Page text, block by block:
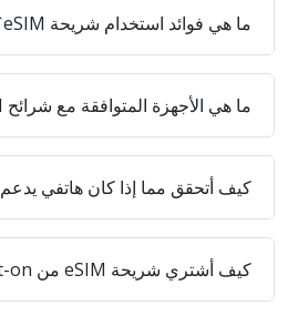
ما هي فوائد استخدام شريحة eSIM؟
ما هي الأجهزة المتوافقة مع شرائح eSIM؟
كيف أتحقق مما إذا كان هاتفي يدعم eSIM؟
كيف أشتري شريحة eSIM من Jett-on؟